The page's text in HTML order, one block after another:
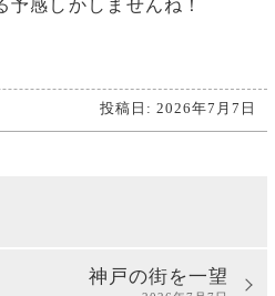
感しかしませんね！
投稿日: 2026年7月7日
神戸の街を一望